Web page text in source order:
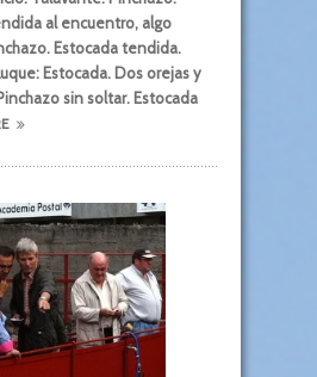
al encuentro, algo
Estocada tendida.
Estocada. Dos orejas y
sin soltar. Estocada